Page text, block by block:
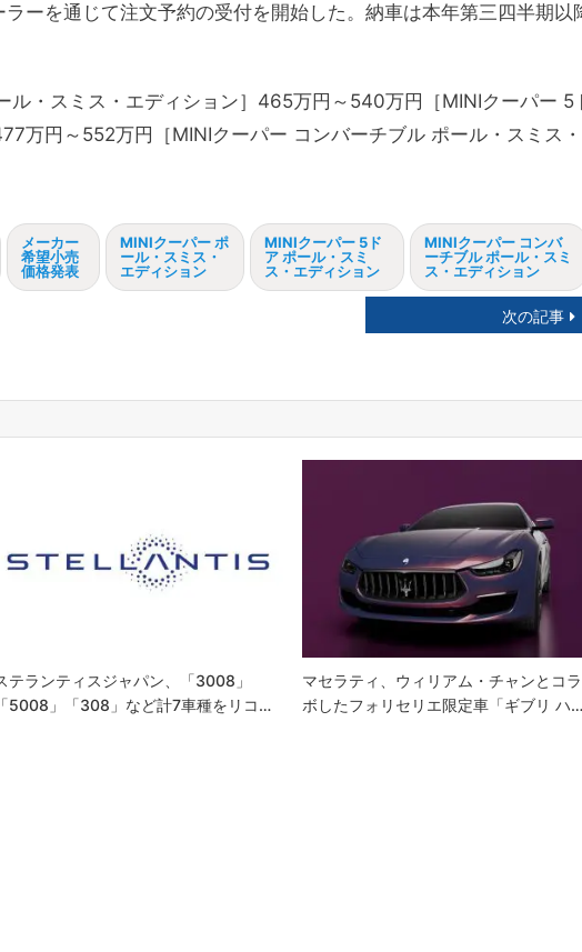
ーを通じて注文予約の受付を開始した。納車は本年第三四半期以
ル・スミス・エディション］465万円～540万円［MINIクーパー 5
万円～552万円［MINIクーパー コンバーチブル ポール・スミス・
メーカー
希望小売
価格発表
MINIクーパー ポ
ール・スミス・
エディション
MINIクーパー 5ド
ア ポール・スミ
ス・エディション
MINIクーパー コンバ
ーチブル ポール・スミ
ス・エディション
次の記事
テランティスジャパン、「3008」
「5008」「308」など計7車種をリコ…
マセラティ、ウィリアム・チャンとコラ
ボしたフォリセリエ限定車「ギブリ ハ